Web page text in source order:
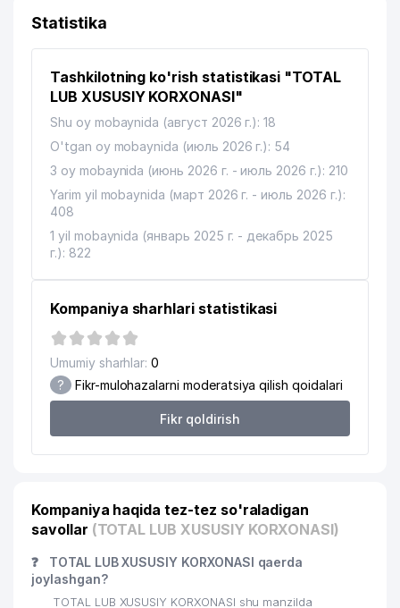
Statistika
Tashkilotning ko'rish statistikasi "TOTAL
LUB XUSUSIY KORXONASI"
Shu oy mobaynida (август 2026 г.): 18
O'tgan oy mobaynida (июль 2026 г.): 54
3 oy mobaynida (июнь 2026 г. - июль 2026 г.): 210
Yarim yil mobaynida (март 2026 г. - июль 2026 г.):
408
1 yil mobaynida (январь 2025 г. - декабрь 2025
г.): 822
Kompaniya sharhlari statistikasi
Umumiy sharhlar: 0
? Fikr-mulohazalarni moderatsiya qilish qoidalari
Fikr qoldirish
Kompaniya haqida tez-tez so'raladigan
savollar (TOTAL LUB XUSUSIY KORXONASI)
❓
TOTAL LUB XUSUSIY KORXONASI qaerda
joylashgan?
TOTAL LUB XUSUSIY KORXONASI shu manzilda